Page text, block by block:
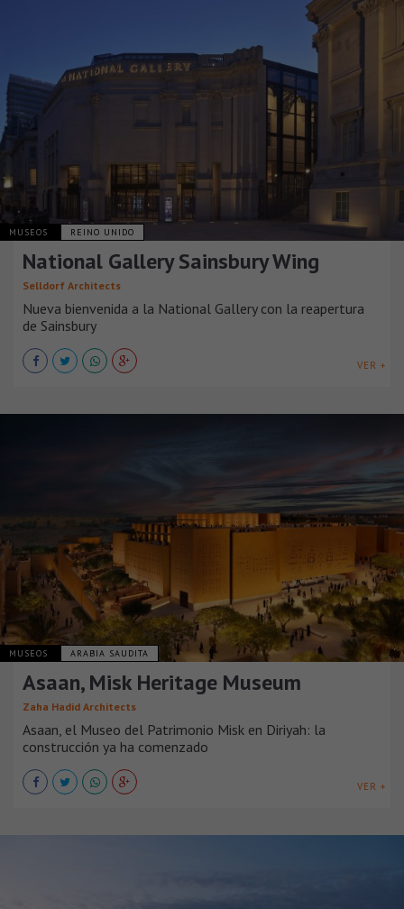
MUSEOS REINO UNIDO
National Gallery Sainsbury Wing
Selldorf Architects
Nueva bienvenida a la National Gallery con la reapertura
de Sainsbury
VER +
MUSEOS ARABIA SAUDITA
Asaan, Misk Heritage Museum
Zaha Hadid Architects
Asaan, el Museo del Patrimonio Misk en Diriyah: la
construcción ya ha comenzado
VER +